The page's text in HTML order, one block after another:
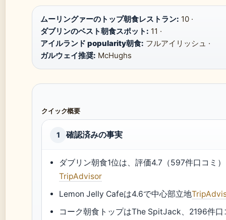
ムーリングァーのトップ朝食レストラン: 10 ·
ダブリンのベスト朝食スポット: 11 ·
アイルランド popularity朝食: フルアイリッシュ ·
ガルウェイ推奨: McHughs
クイック概要
1 確認済みの事実
ダブリン朝食1位は、評価4.7（597件口コミ）
TripAdvisor
Lemon Jelly Cafeは4.6で中心部立地
コーク朝食トップはThe SpitJack、2196件口